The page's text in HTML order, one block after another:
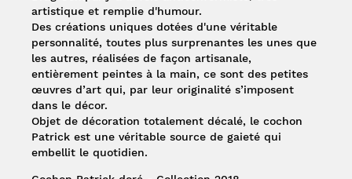
artistique et remplie d'humour.
Des créations uniques dotées d'une véritable
personnalité, toutes plus surprenantes les unes que
les autres, réalisées de façon artisanale,
entièrement peintes à la main, ce sont des petites
œuvres d’art qui, par leur originalité s’imposent
dans le décor.
Objet de décoration totalement décalé, le cochon
Patrick est une véritable source de gaieté qui
embellit le quotidien.